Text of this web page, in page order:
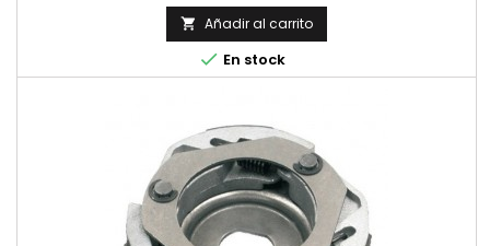
 Añadir al carrito
 En stock